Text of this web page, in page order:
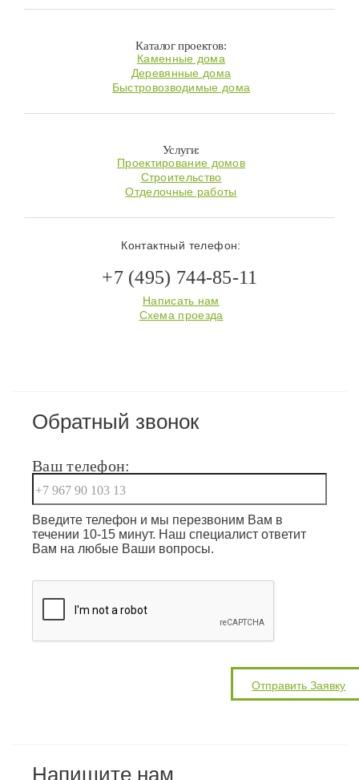
Каталог проектов:
Каменные дома
Деревянные дома
Быстровозводимые дома
Услуги:
Проектирование домов
Строительство
Отделочные работы
Контактный телефон:
+7 (495) 744-85-11
Написать нам
Схема проезда
Обратный звонок
Ваш телефон:
Введите телефон и мы перезвоним Вам в
течении 10-15 минут. Наш специалист ответит
Вам на любые Ваши вопросы.
Напишите нам